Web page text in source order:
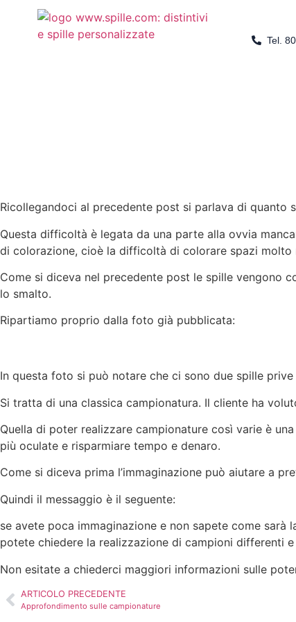
Tel.
Ricollegandoci al precedente post si parlava di
Questa difficoltà è legata da una parte alla ovvia
di colorazione, cioè la difficoltà di colorare spazi molto
Come si diceva nel precedente post le spille vengono
lo smalto.
Ripartiamo proprio dalla foto già pubblicata:
In questa foto si può notare che ci sono due spille
Si tratta di una classica campionatura. Il cliente ha
Quella di poter realizzare campionature così varie è
più oculate e risparmiare tempo e denaro.
Come si diceva prima l’immaginazione può aiutare a
Quindi il messaggio è il seguente:
se avete poca immaginazione e non sapete come
potete chiedere la realizzazione di campioni differenti
Non esitate a chiederci maggiori informazioni sulle
ARTICOLO PRECEDENTE
Approfondimento sulle campionature